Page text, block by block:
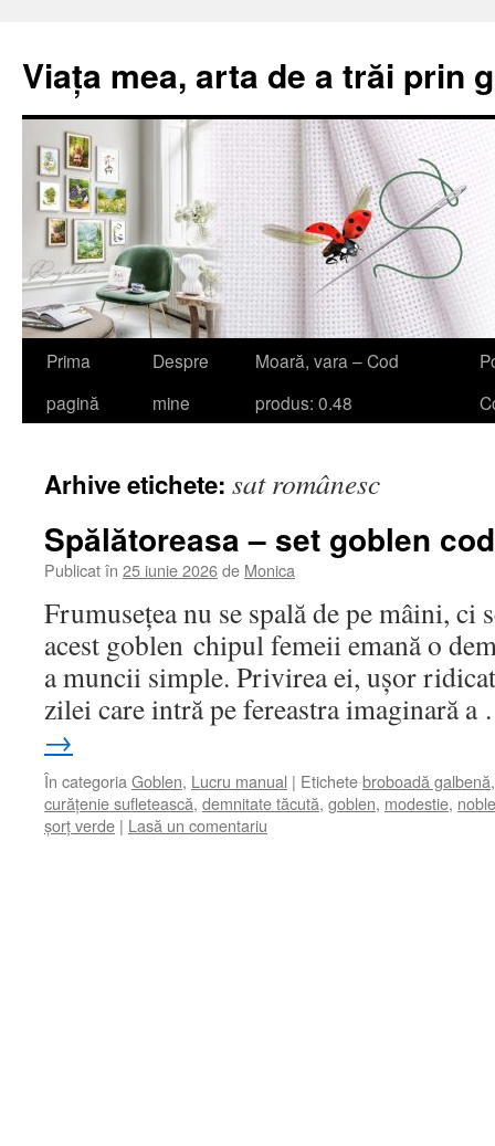
Viața mea, arta de a trăi prin
Sari
Prima
pagină
Despre
mine
Moară, vara – Cod
produs: 0.48
Arhive etichete: sat românesc
Spălătoreasa – set goblen
Publicat în 25 iunie 2026de Monica
Frumusețea nu se spală de pe mâini,
acest goblen chipul femeii emană o
a muncii simple. Privirea ei, ușor
zilei care intră pe fereastra imaginară
→
În categoria Goblen, Lucru manual | Etichetebroboadă galbenă
curățenie sufletească, demnitate tăcută, goblen, modestie,
șorț verde | Lasă un comentariu